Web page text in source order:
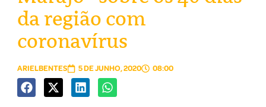
da região com
coronavírus
ARIELBENTES 5 DE JUNHO, 2020 08:00